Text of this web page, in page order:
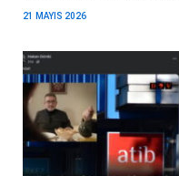
21 MAYIS 2026